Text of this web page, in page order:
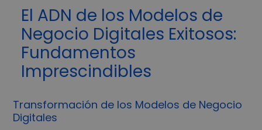
El ADN de los Modelos de
Negocio Digitales Exitosos:
Fundamentos
Imprescindibles
Transformación de los Modelos de Negocio
Digitales